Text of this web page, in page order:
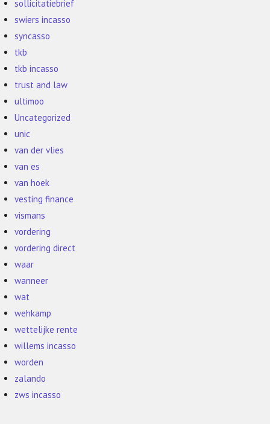
sollicitatiebrief
swiers incasso
syncasso
tkb
tkb incasso
trust and law
ultimoo
Uncategorized
unic
van der vlies
van es
van hoek
vesting finance
vismans
vordering
vordering direct
waar
wanneer
wat
wehkamp
wettelijke rente
willems incasso
worden
zalando
zws incasso